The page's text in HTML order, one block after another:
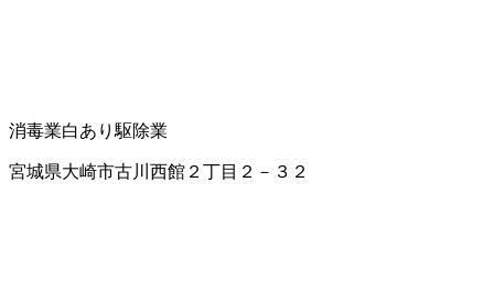
消毒業白あり駆除業
宮城県大崎市古川西館２丁目２－３２